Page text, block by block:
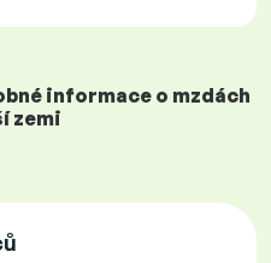
informace o mzdách
zemi